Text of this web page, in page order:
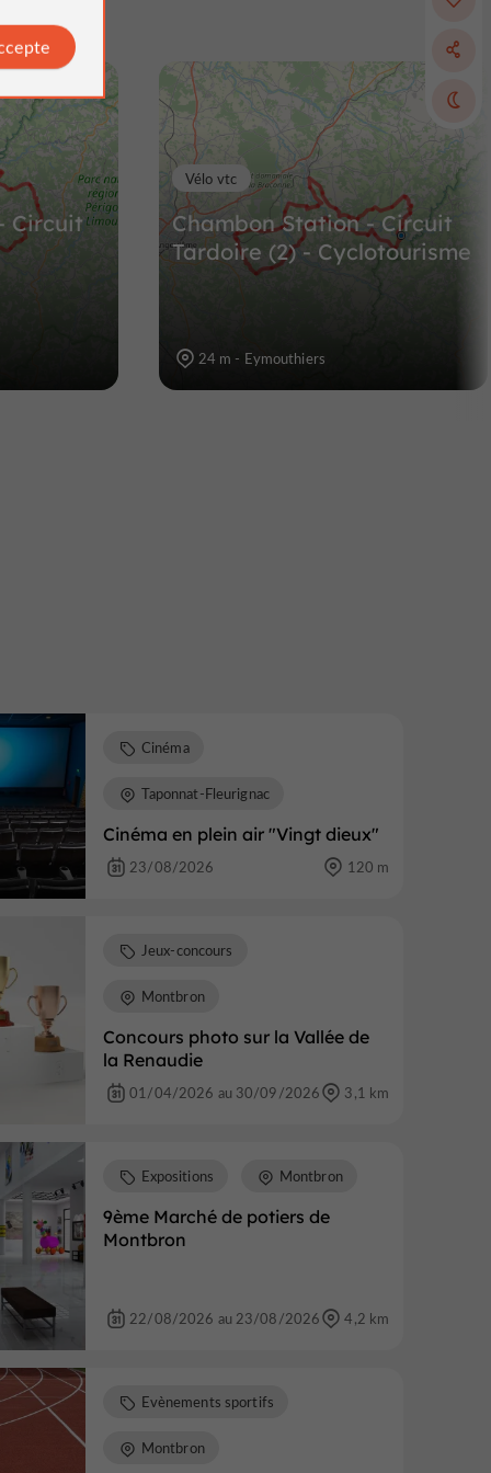
Villes & Villages à Pranzac
15,8 km
Circuit
Chambon Station - Circuit
Tardoire (2) - Cyclotourisme
Vélo vtc
24 m - Eymouthiers
Cinéma en plein air "Vingt dieux"
Cinéma
Taponnat-Fleurignac
23/08/2026 120 m
Concours photo sur la Vallée de
la Renaudie
Jeux-concours
Montbron
01/04/2026 au 30/09/2026 3,1 km
9ème Marché de potiers de
Montbron
Expositions Montbron
22/08/2026 au 23/08/2026 4,2 km
Evènements sportifs
Montbron